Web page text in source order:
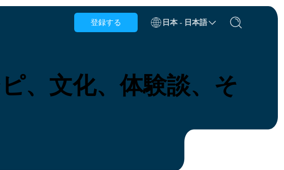
登録する 日本 - 日本語
チリ 中国
、文化、体験談、そ